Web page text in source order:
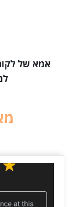
אמא של